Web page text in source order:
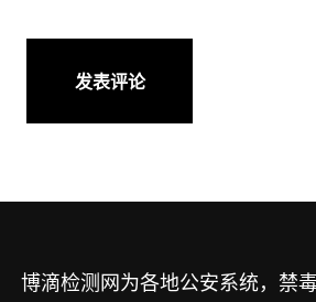
博滴检测网为各地公安系统，禁